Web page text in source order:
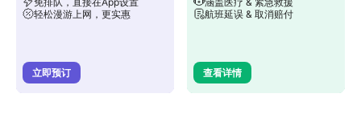
轻松漫游上网，更实惠
立即预订
航班延误 & 取消赔付
查看详情